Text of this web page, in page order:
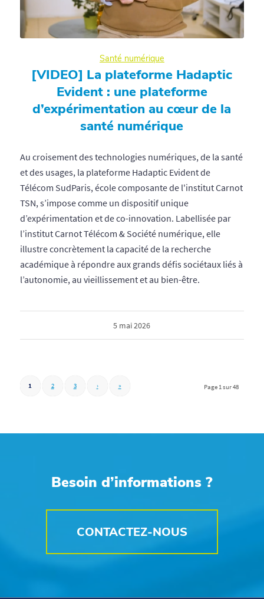
Santé numérique
[VIDEO] La plateforme Hadaptic
Evident : une plateforme
d’expérimentation au cœur de la
santé numérique
Au croisement des technologies numériques, de la santé
et des usages, la plateforme Hadaptic Evident de
Télécom SudParis, école composante de l'institut Carnot
TSN, s’impose comme un dispositif unique
d’expérimentation et de co-innovation. Labellisée par
l’institut Carnot Télécom & Société numérique, elle
illustre concrètement la capacité de la recherche
académique à répondre aux grands défis sociétaux liés à
l’autonomie, au vieillissement et au bien-être.
5 mai 2026
Page 1 sur 48
1 2 3 › »
Besoin d’informations ?
CONTACTEZ-NOUS